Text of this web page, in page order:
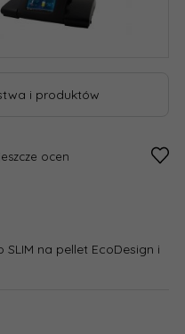
i produktów
ocen
na pellet EcoDesign i